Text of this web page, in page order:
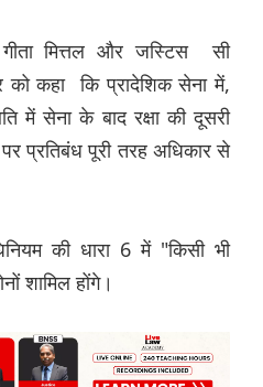
मित्तल और जस्टिस सी
कहा कि प्रादेशिक सेना में,
में सेना के बाद रक्षा की दूसरी
प्रतिबंध पूरी तरह अधिकार से
की धारा 6 में "किसी भी
शामिल होंगे।